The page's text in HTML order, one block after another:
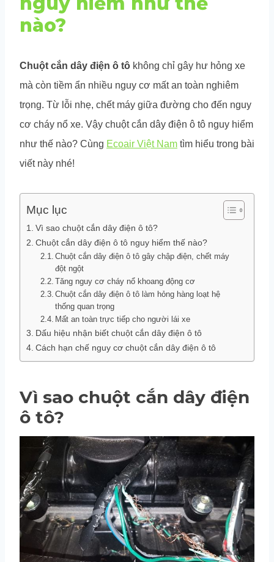
nào?
Chuột cắn dây điện ô tô không chỉ gây hư hỏng xe
mà còn tiềm ẩn nhiều nguy cơ mất an toàn nghiêm
trọng. Từ lỗi nhẹ, chết máy giữa đường cho đến nguy
cơ cháy nổ xe. Vậy chuột cắn dây điện ô tô nguy hiểm
như thế nào? Cùng Ecoair Việt Nam tìm hiểu trong bài
viết này nhé!
Mục lục
Vì sao chuột cắn dây điện ô tô?
Chuột cắn dây điện ô tô nguy hiểm thế nào?
Chuột cắn dây điện ô tô gây chập điện, chết máy
đột ngột
Tăng nguy cơ cháy nổ khoang động cơ
Chuột cắn dây điện ô tô làm hỏng hàng loạt hệ
thống quan trọng
Mất an toàn trực tiếp cho người lái xe
Dấu hiệu nhận biết chuột cắn dây điện ô tô
Cách hạn chế nguy cơ chuột cắn dây điện ô tô
Vì sao chuột cắn dây điện
ô tô?